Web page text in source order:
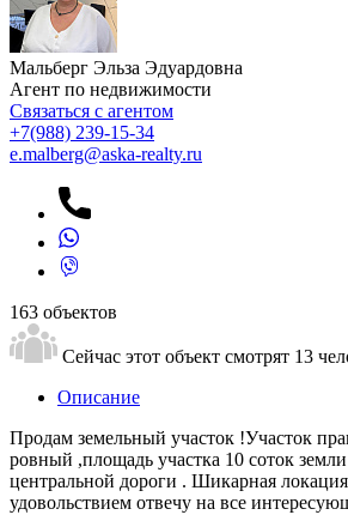
Мальберг Эльза Эдуардовна
Агент по недвижимости
Связаться с агентом
+7(988) 239-15-34
e.malberg@aska-realty.ru
163 объектов
Сейчас этот объект смотрят 13
Описание
Продам земельный участок !Участок
ровный ,площадь участка 10 соток
центральной дороги . Шикарная
удовольствием отвечу на все